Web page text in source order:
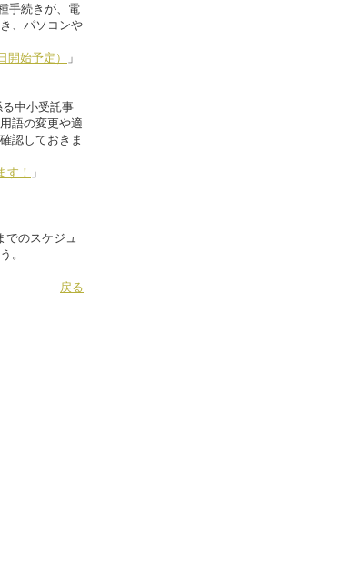
手続きが、電
、パソコンや
始予定） 」
中小受託事
語の変更や適
認しておきま
す！ 」
でのスケジュ
。
戻る